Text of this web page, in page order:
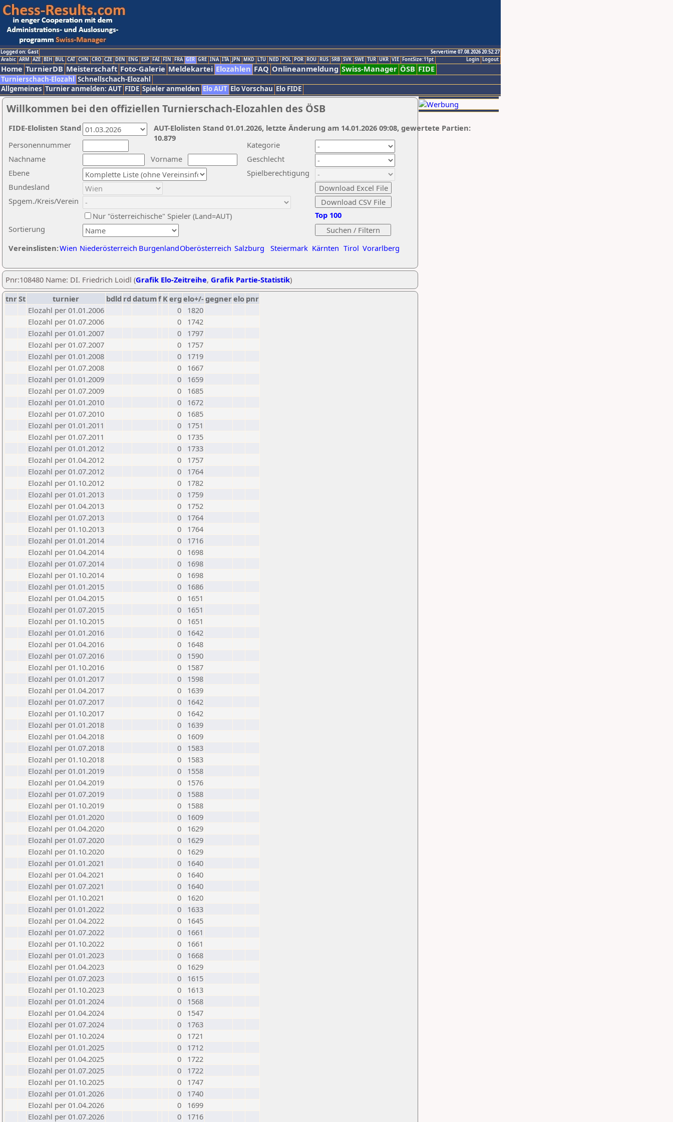
Logged on: Gast
Servertime 07.08.2026 20:52:27
Logout
Login
Arabic ARM AZE BIH BUL CAT CHN CRO CZE DEN ENG ESP FAI FIN FRA GER GRE INA ITA JPN MKD LTU NED POL POR ROU RUS SRB SVK SWE TUR UKR VIE FontSize:11pt
Home TurnierDB Meisterschaft Foto-Galerie Meldekartei Elozahlen FAQ Onlineanmeldung Swiss-Manager ÖSB FIDE
Turnierschach-Elozahl Schnellschach-Elozahl
Allgemeines Turnier anmelden: AUT FIDE Spieler anmelden Elo AUT Elo Vorschau Elo FIDE
Willkommen bei den offiziellen Turnierschach-Elozahlen des ÖSB
Nachname
Vorname
Ebene
Kategorie
Sortierung
Personennummer
Bundesland
Spgem./Kreis/Verein
Geschlecht
Nur "österreichische" Spieler (Land=AUT)
Spielberechtigung
Vereinslisten:Wien Niederösterreich BurgenlandOberösterreich Salzburg Steiermark Kärnten Tirol Vorarlberg
Top 100
AUT-Elolisten Stand 01.01.2026, letzte Änderung am 14.01.2026 09:08, gewertete Partien:
10.879
FIDE-Elolisten Stand
Pnr:108480 Name: DI. Friedrich Loidl (Grafik Elo-Zeitreihe, Grafik Partie-Statistik)
tnrSt turnier bdld rd datumf Kerg elo+/-gegnerelo pnr
Elozahl per 01.01.2006
0
1820
Elozahl per 01.07.2006
0
1742
Elozahl per 01.01.2007
0
1797
Elozahl per 01.07.2007
0
1757
Elozahl per 01.01.2008
0
1719
Elozahl per 01.07.2008
0
1667
Elozahl per 01.01.2009
0
1659
Elozahl per 01.07.2009
0
1685
Elozahl per 01.01.2010
0
1672
Elozahl per 01.07.2010
0
1685
Elozahl per 01.01.2011
0
1751
Elozahl per 01.07.2011
0
1735
Elozahl per 01.01.2012
0
1733
Elozahl per 01.04.2012
0
1757
Elozahl per 01.07.2012
0
1764
Elozahl per 01.10.2012
0
1782
Elozahl per 01.01.2013
0
1759
Elozahl per 01.04.2013
0
1752
Elozahl per 01.07.2013
0
1764
Elozahl per 01.10.2013
0
1764
Elozahl per 01.01.2014
0
1716
Elozahl per 01.04.2014
0
1698
Elozahl per 01.07.2014
0
1698
Elozahl per 01.10.2014
0
1698
Elozahl per 01.01.2015
0
1686
Elozahl per 01.04.2015
0
1651
Elozahl per 01.07.2015
0
1651
Elozahl per 01.10.2015
0
1651
Elozahl per 01.01.2016
0
1642
Elozahl per 01.04.2016
0
1648
Elozahl per 01.07.2016
0
1590
Elozahl per 01.10.2016
0
1587
Elozahl per 01.01.2017
0
1598
Elozahl per 01.04.2017
0
1639
Elozahl per 01.07.2017
0
1642
Elozahl per 01.10.2017
0
1642
Elozahl per 01.01.2018
0
1639
Elozahl per 01.04.2018
0
1609
Elozahl per 01.07.2018
0
1583
Elozahl per 01.10.2018
0
1583
Elozahl per 01.01.2019
0
1558
Elozahl per 01.04.2019
0
1576
Elozahl per 01.07.2019
0
1588
Elozahl per 01.10.2019
0
1588
Elozahl per 01.01.2020
0
1609
Elozahl per 01.04.2020
0
1629
Elozahl per 01.07.2020
0
1629
Elozahl per 01.10.2020
0
1629
Elozahl per 01.01.2021
0
1640
Elozahl per 01.04.2021
0
1640
Elozahl per 01.07.2021
0
1640
Elozahl per 01.10.2021
0
1620
Elozahl per 01.01.2022
0
1633
Elozahl per 01.04.2022
0
1645
Elozahl per 01.07.2022
0
1661
Elozahl per 01.10.2022
0
1661
Elozahl per 01.01.2023
0
1668
Elozahl per 01.04.2023
0
1629
Elozahl per 01.07.2023
0
1615
Elozahl per 01.10.2023
0
1613
Elozahl per 01.01.2024
0
1568
Elozahl per 01.04.2024
0
1547
Elozahl per 01.07.2024
0
1763
Elozahl per 01.10.2024
0
1721
Elozahl per 01.01.2025
0
1712
Elozahl per 01.04.2025
0
1722
Elozahl per 01.07.2025
0
1722
Elozahl per 01.10.2025
0
1747
Elozahl per 01.01.2026
0
1740
Elozahl per 01.04.2026
0
1699
Elozahl per 01.07.2026
0 1716